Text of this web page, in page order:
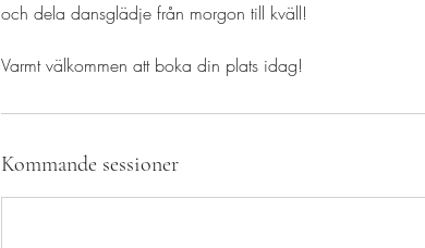
och dela dansglädje från morgon till kväll!
Varmt välkommen att boka din plats idag!
Kommande sessioner